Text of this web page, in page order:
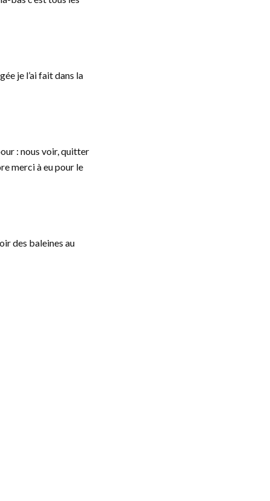
je l’ai fait dans la
: nous voir, quitter
merci à eu pour le
des baleines au